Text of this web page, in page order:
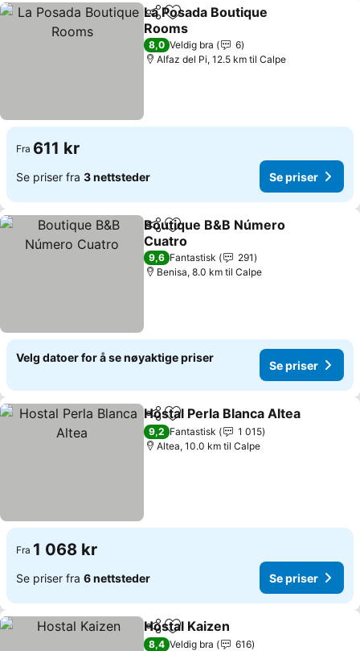
Del Legg til i favoritter
La Posada Boutique
Rooms
Se priser
8,0 Veldig bra
6
Alfaz del Pi, 12.5 km til Calpe
Fra 611 kr
Se priser fra 3 nettsteder Se priser
Del Legg til i favoritter
Boutique B&B Número
Cuatro
Se priser
9,6 Fantastisk
291
Benisa, 8.0 km til Calpe
Velg datoer for å se nøyaktige priser
Se priser
Del Legg til i favoritter
Hostal Perla Blanca Altea
9,2 Fantastisk
1 015
Altea, 10.0 km til Calpe
Fra 1 068 kr
Se priser fra 6 nettsteder Se priser
Del Legg til i favoritter
Hostal Kaizen
8,4 Veldig bra
616